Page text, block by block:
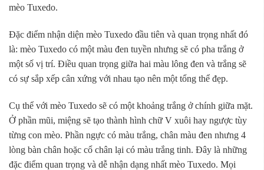
mèo Tuxedo.
Đặc điểm nhận diện mèo Tuxedo đầu tiên và quan trọng nhất đó
là: mèo Tuxedo có một màu đen tuyền nhưng sẽ có pha trắng ở
một số vị trí. Điều quan trọng giữa hai màu lông đen và trắng sẽ
có sự sắp xếp cân xứng với nhau tạo nên một tổng thể đẹp.
Cụ thể với mèo Tuxedo sẽ có một khoảng trắng ở chính giữa mặt.
Ở phần mũi, miệng sẽ tạo thành hình chữ V xuôi hay ngược tùy
từng con mèo. Phần ngực có màu trắng, chân màu đen nhưng 4
lòng bàn chân hoặc cổ chân lại có màu trắng tinh. Đây là những
đặc điểm quan trọng và dễ nhận dạng nhất mèo Tuxedo. Mọi